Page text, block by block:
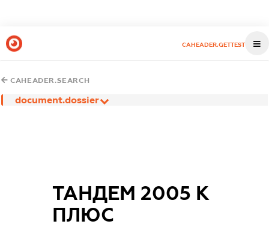
CAHEADER.GETTEST
CAHEADER.SEARCH
document.dossier
ТАНДЕМ 2005 К
ПЛЮС